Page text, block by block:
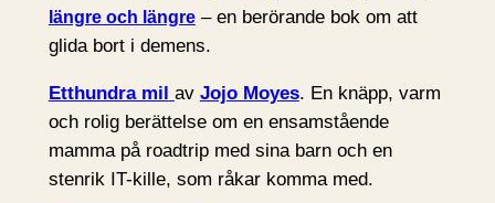
längre och längre– en berörande bok om att
glida bort i demens.
Etthundra mil av Jojo Moyes. En knäpp, varm
och rolig berättelse om en ensamstående
mamma på roadtrip med sina barn och en
stenrik IT-kille, som råkar komma med.